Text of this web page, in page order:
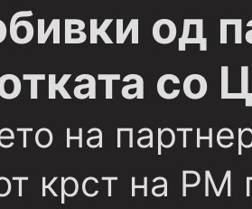
од
со
на
крст на РМ